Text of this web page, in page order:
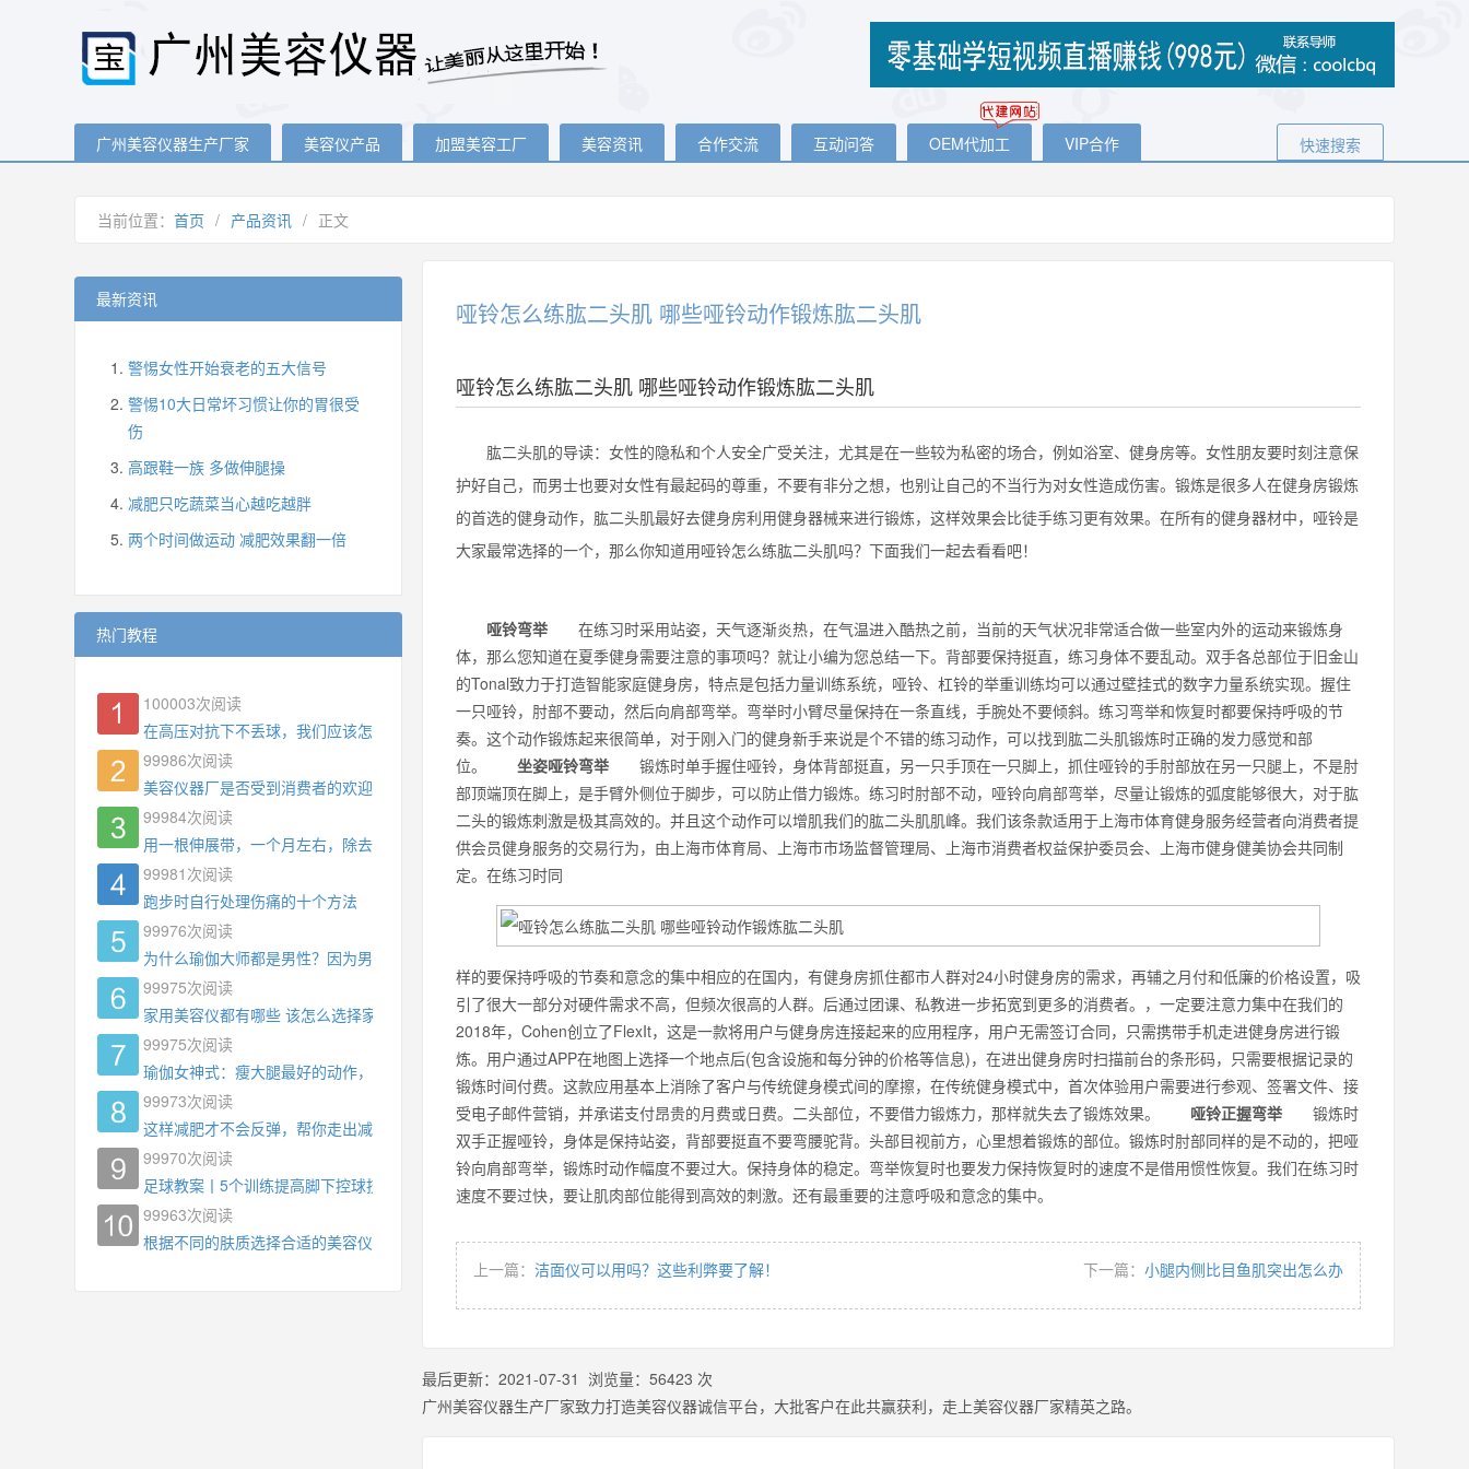
广州美容仪器生产厂家 美容仪产品 加盟美容工厂 美容资讯 合作交流 互动问答 OEM代加工 VIP合作 快速搜索
当前位置： 首页 / 产品资讯 / 正文
哑铃怎么练肱二头肌 哪些哑铃动作锻炼肱二头肌
哑铃怎么练肱二头肌 哪些哑铃动作锻炼肱二头肌
肱二头肌的导读：女性的隐私和个人安全广受关注，尤其是在一些较为私密的场合，例如浴室、健身房等。女性朋友要时刻注意保
护好自己，而男士也要对女性有最起码的尊重，不要有非分之想，也别让自己的不当行为对女性造成伤害。锻炼是很多人在健身房锻炼
的首选的健身动作，肱二头肌最好去健身房利用健身器械来进行锻炼，这样效果会比徒手练习更有效果。在所有的健身器材中，哑铃是
大家最常选择的一个，那么你知道用哑铃怎么练肱二头肌吗？下面我们一起去看看吧！
哑铃弯举 在练习时采用站姿，天气逐渐炎热，在气温进入酷热之前，当前的天气状况非常适合做一些室内外的运动来锻炼身
体，那么您知道在夏季健身需要注意的事项吗？就让小编为您总结一下。背部要保持挺直，练习身体不要乱动。双手各总部位于旧金山
的Tonal致力于打造智能家庭健身房，特点是包括力量训练系统，哑铃、杠铃的举重训练均可以通过壁挂式的数字力量系统实现。握住
一只哑铃，肘部不要动，然后向肩部弯举。弯举时小臂尽量保持在一条直线，手腕处不要倾斜。练习弯举和恢复时都要保持呼吸的节
奏。这个动作锻炼起来很简单，对于刚入门的健身新手来说是个不错的练习动作，可以找到肱二头肌锻炼时正确的发力感觉和部
位。 坐姿哑铃弯举 锻炼时单手握住哑铃，身体背部挺直，另一只手顶在一只脚上，抓住哑铃的手肘部放在另一只腿上，不是肘
部顶端顶在脚上，是手臂外侧位于脚步，可以防止借力锻炼。练习时肘部不动，哑铃向肩部弯举，尽量让锻炼的弧度能够很大，对于肱
二头的锻炼刺激是极其高效的。并且这个动作可以增肌我们的肱二头肌肌峰。我们该条款适用于上海市体育健身服务经营者向消费者提
供会员健身服务的交易行为，由上海市体育局、上海市市场监督管理局、上海市消费者权益保护委员会、上海市健身健美协会共同制
定。在练习时同
样的要保持呼吸的节奏和意念的集中相应的在国内，有健身房抓住都市人群对24小时健身房的需求，再辅之月付和低廉的价格设置，吸
引了很大一部分对硬件需求不高，但频次很高的人群。后通过团课、私教进一步拓宽到更多的消费者。，一定要注意力集中在我们的
2018年，Cohen创立了FlexIt，这是一款将用户与健身房连接起来的应用程序，用户无需签订合同，只需携带手机走进健身房进行锻
炼。用户通过APP在地图上选择一个地点后(包含设施和每分钟的价格等信息)，在进出健身房时扫描前台的条形码，只需要根据记录的
锻炼时间付费。这款应用基本上消除了客户与传统健身模式间的摩擦，在传统健身模式中，首次体验用户需要进行参观、签署文件、接
受电子邮件营销，并承诺支付昂贵的月费或日费。二头部位，不要借力锻炼力，那样就失去了锻炼效果。 哑铃正握弯举 锻炼时
双手正握哑铃，身体是保持站姿，背部要挺直不要弯腰驼背。头部目视前方，心里想着锻炼的部位。锻炼时肘部同样的是不动的，把哑
铃向肩部弯举，锻炼时动作幅度不要过大。保持身体的稳定。弯举恢复时也要发力保持恢复时的速度不是借用惯性恢复。我们在练习时
速度不要过快，要让肌肉部位能得到高效的刺激。还有最重要的注意呼吸和意念的集中。
上一篇： 洁面仪可以用吗？这些利弊要了解！ 下一篇： 小腿内侧比目鱼肌突出怎么办
最后更新： 2021-07-31 浏览量： 56423 次
广州美容仪器生产厂家致力打造美容仪器诚信平台，大批客户在此共赢获利，走上美容仪器厂家精英之路。
最新资讯
警惕女性开始衰老的五大信号
警惕10大日常坏习惯让你的胃很受
伤
高跟鞋一族 多做伸腿操
减肥只吃蔬菜当心越吃越胖
两个时间做运动 减肥效果翻一倍
热门教程
100003次阅读
在高压对抗下不丢球，我们应该怎么练?
99986次阅读
美容仪器厂是否受到消费者的欢迎
99984次阅读
用一根伸展带，一个月左右，除去了手臂拜拜肉，背也变薄了
99981 次阅读
跑步时自行处理伤痛的十个方法
99976次阅读
为什么瑜伽大师都是男性？因为男权，让女性失去同等的机会
99975次阅读
家用美容仪都有哪些 该怎么选择家用美容仪
99975次阅读
瑜伽女神式：瘦大腿最好的动作，没有之一，为什么你练了没效果？
99973次阅读
这样减肥才不会反弹，帮你走出减肥瓶颈
99970次阅读
足球教案丨5个训练提高脚下控球技术
99963次阅读
根据不同的肤质选择合适的美容仪器